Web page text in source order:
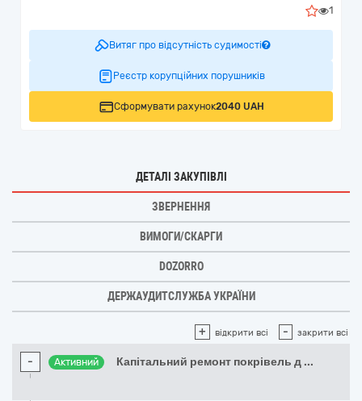
1
Витяг про відсутність судимості
Реєстр корупційних порушників
Сформувати рахунок2040 UAH
ДЕТАЛІ ЗАКУПІВЛІ
ЗВЕРНЕННЯ
ВИМОГИ/СКАРГИ
DOZORRO
ДЕРЖАУДИТСЛУЖБА УКРАЇНИ
+ відкрити всі - закрити всі
- Активний Капітальний ремонт покрівель д ...